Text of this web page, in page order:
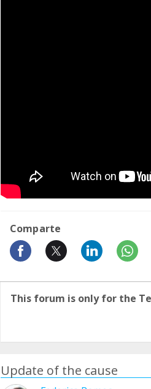
Comparte
This forum is only for the
Update of the cause